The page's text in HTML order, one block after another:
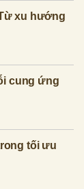
xu hướng
cung ứng
tối ưu